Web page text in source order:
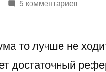
5 комментариев
то лучше не
достаточный